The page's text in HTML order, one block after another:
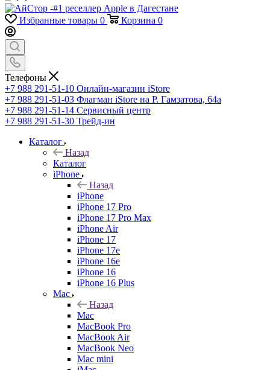
Избранные товары 0 Корзина 0
Телефоны
+7 988 291-51-10 Онлайн-магазин iStore
+7 988 291-51-03 Флагман iStore на Р. Гамзатова, 64а
+7 988 291-51-14 Сервисный центр
+7 988 291-51-30 Трейд-ин
Каталог
Назад
Каталог
iPhone
Назад
iPhone
iPhone 17 Pro
iPhone 17 Pro Max
iPhone Air
iPhone 17
iPhone 17e
iPhone 16e
iPhone 16
iPhone 16 Plus
Mac
Назад
Mac
MacBook Pro
MacBook Air
MacBook Neo
Mac mini